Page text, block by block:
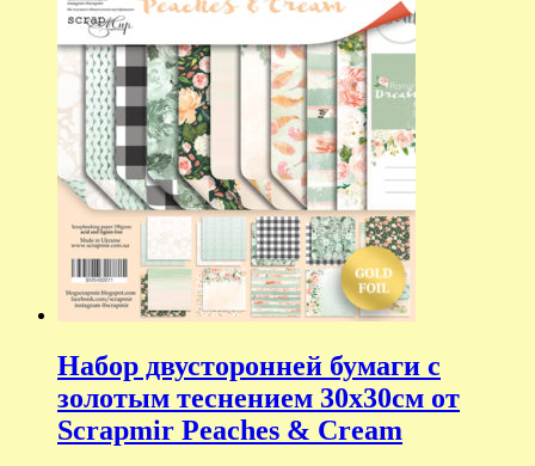
Набор двусторонней бумаги с
золотым теснением 30х30см от
Scrapmir Peaches & Cream